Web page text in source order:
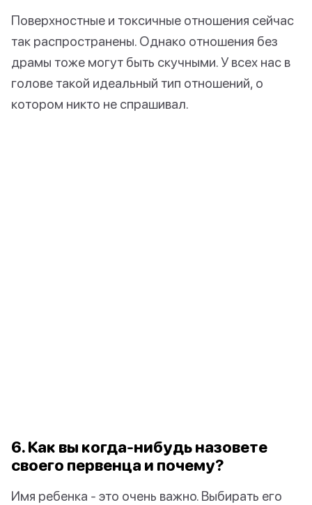
Поверхностные и токсичные отношения сейчас
так распространены. Однако отношения без
драмы тоже могут быть скучными. У всех нас в
голове такой идеальный тип отношений, о
котором никто не спрашивал.
6. Как вы когда-нибудь назовете
своего первенца и почему?
Имя ребенка - это очень важно. Выбирать его